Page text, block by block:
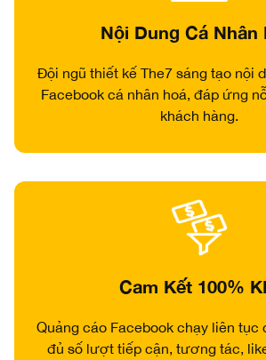
Nội Dung Cá Nhân
Đội ngũ thiết kế The7 sáng tạo nội
Facebook cá nhân hoá, đáp ứng
khách hàng.
Cam Kết 100%
Quảng cáo Facebook chạy liên tục
đủ số lượt tiếp cận, tương tác,